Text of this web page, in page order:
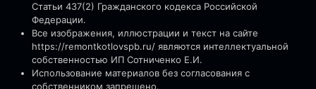
Статьи 437(2) Гражданского кодекса Российской
Федерации.
Все изображения, иллюстрации и текст на сайте
https://remontkotlovspb.ru/ являются интеллектуальной
собственностью ИП Сотниченко Е.И.
Использование материалов без согласования с
собственником запрещено.